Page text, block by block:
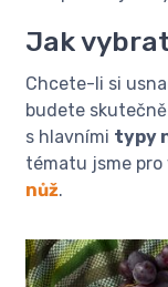
Jak
Chcete-li si
budete
s hlavními typy
tématu jsme pro
nůž.